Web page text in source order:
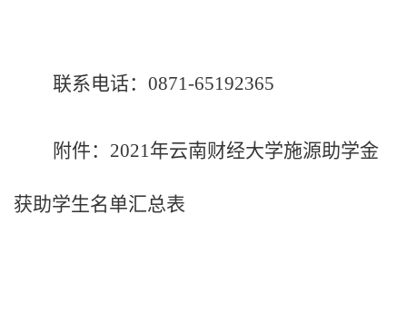
联系电话：0871-65192365
附件：2021年云南财经大学施源助学金
获助学生名单汇总表